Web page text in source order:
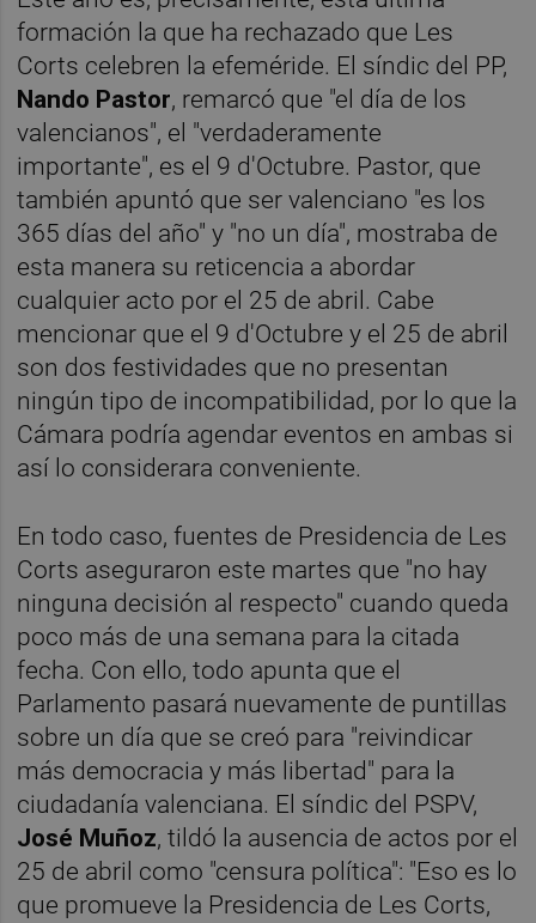
formación la que ha rechazado que Les
Corts celebren la efeméride. El síndic del PP,
Nando Pastor, remarcó que "el día de los
valencianos", el "verdaderamente
importante", es el 9 d'Octubre. Pastor, que
también apuntó que ser valenciano "es los
365 días del año" y "no un día", mostraba de
esta manera su reticencia a abordar
cualquier acto por el 25 de abril. Cabe
mencionar que el 9 d'Octubre y el 25 de abril
son dos festividades que no presentan
ningún tipo de incompatibilidad, por lo que la
Cámara podría agendar eventos en ambas si
así lo considerara conveniente.
En todo caso, fuentes de Presidencia de Les
Corts aseguraron este martes que "no hay
ninguna decisión al respecto" cuando queda
poco más de una semana para la citada
fecha. Con ello, todo apunta que el
Parlamento pasará nuevamente de puntillas
sobre un día que se creó para "reivindicar
más democracia y más libertad" para la
ciudadanía valenciana. El síndic del PSPV,
José Muñoz, tildó la ausencia de actos por el
25 de abril como "censura política": "Eso es lo
que promueve la Presidencia de Les Corts,